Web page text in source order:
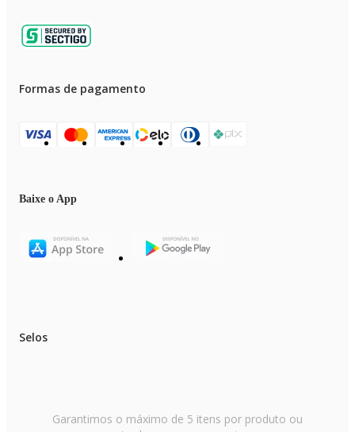
Formas de pagamento
Baixe o App
Selos
Garantimos o máximo de 5 itens por produto ou